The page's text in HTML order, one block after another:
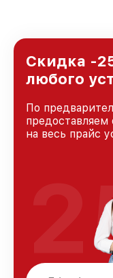
и лояльности
Скидка -
любого
По
на весь прайс